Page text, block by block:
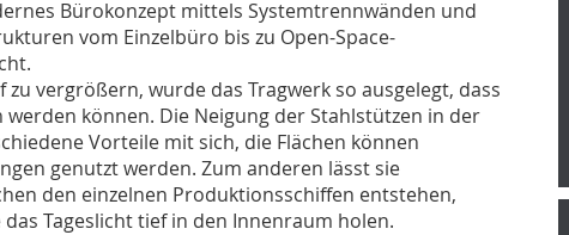
Bürokonzept mittels Systemtrennwänden und
vom Einzelbüro bis zu Open-Space-
zu vergrößern, wurde das Tragwerk so ausgelegt, dass
werden können. Die Neigung der Stahlstützen in der
Vorteile mit sich, die Flächen können
genutzt werden. Zum anderen lässt sie
den einzelnen Produktionsschiffen entstehen,
Tageslicht tief in den Innenraum holen.